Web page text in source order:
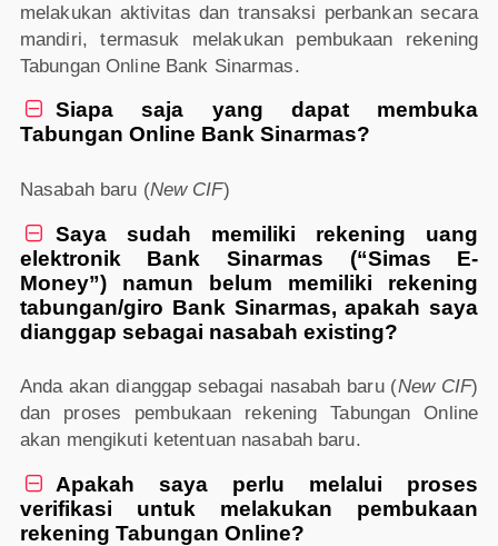
melakukan aktivitas dan transaksi perbankan secara
mandiri, termasuk melakukan pembukaan rekening
Tabungan Online Bank Sinarmas.

Siapa saja yang dapat membuka
Tabungan Online Bank Sinarmas?
Nasabah baru (New CIF)

Saya sudah memiliki rekening uang
elektronik Bank Sinarmas (“Simas E-
Money”) namun belum memiliki rekening
tabungan/giro Bank Sinarmas, apakah saya
dianggap sebagai nasabah existing?
Anda akan dianggap sebagai nasabah baru (New CIF)
dan proses pembukaan rekening Tabungan Online
akan mengikuti ketentuan nasabah baru.

Apakah saya perlu melalui proses
verifikasi untuk melakukan pembukaan
rekening Tabungan Online?